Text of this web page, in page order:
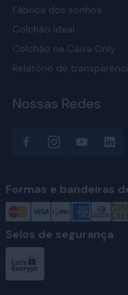
Fábrica dos sonhos
Colchão Ideal
Colchão na Caixa Only
Relatório de
Nossas Redes
Formas e bandeiras
Selos de segurança